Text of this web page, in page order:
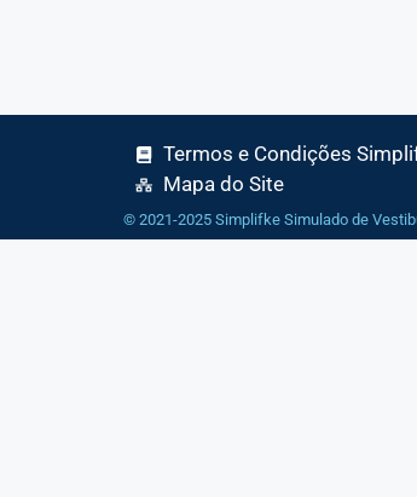
Termos e Condições
Mapa do Site
© 2021-2025 Simplifke Simulado de